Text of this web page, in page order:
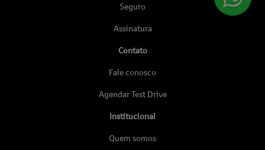
Seguro
Assinatura
Contato
Fale conosco
Agendar Test Drive
Institucional
Quem somos